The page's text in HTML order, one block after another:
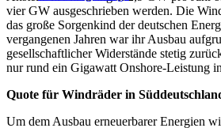
vier GW ausgeschrieben werden. Die
das große Sorgenkind der deutschen
vergangenen Jahren war ihr Ausbau
gesellschaftlicher Widerstände stetig
nur rund ein Gigawatt Onshore-Leistung
Quote für Windräder in
Um dem Ausbau erneuerbarer Energien